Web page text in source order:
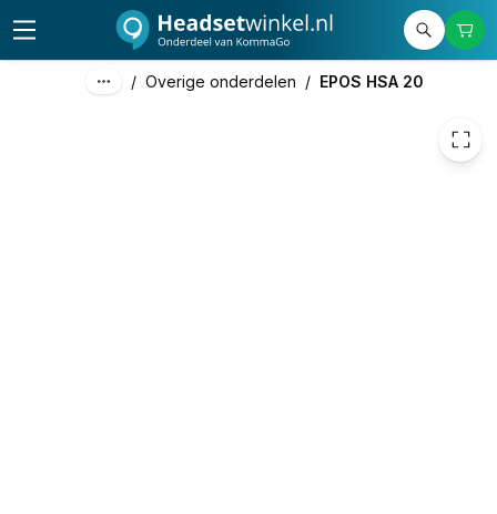
/ Overige onderdelen / EPOS HSA 20
24,75 excl. btw
29,95 incl. btw